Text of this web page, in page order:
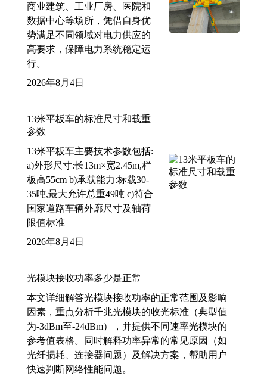
商业建筑、工业厂房、医院和
数据中心等场所，凭借自身优
势满足不同领域对电力供应的
高要求，保障电力系统稳定运
行。
2026年8月4日
13米平板车的标准尺寸和载重
参数
13米平板车主要技术参数包括:
a)外形尺寸:长13m×宽2.45m,栏
板高55cm b)承载能力:标载30-
35吨,最大允许总重49吨 c)符合
国家道路车辆外廓尺寸及轴荷
限值标准
2026年8月4日
光模块接收功率多少是正常
本文详细解答光模块接收功率的正常范围及影响
因素，重点分析千兆光模块的收光标准（典型值
为-3dBm至-24dBm），并提供不同速率光模块的
参考值表格。同时解释功率异常的常见原因（如
光纤损耗、连接器问题）及解决方案，帮助用户
快速判断网络性能问题。